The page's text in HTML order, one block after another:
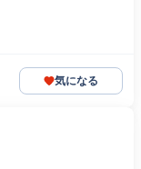
気になる